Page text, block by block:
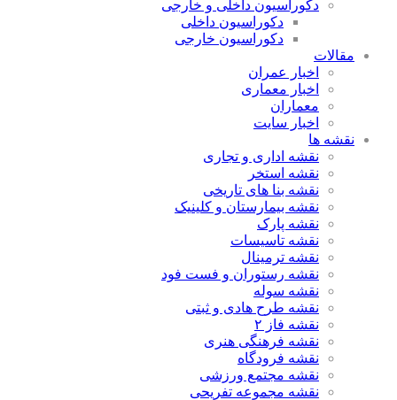
دکوراسیون داخلی و خارجی
دکوراسیون داخلی
دکوراسیون خارجی
مقالات
اخبار عمران
اخبار معماری
معماران
اخبار سایت
نقشه ها
نقشه اداری و تجاری
نقشه استخر
نقشه بنا های تاریخی
نقشه بیمارستان و کلینیک
نقشه پارک
نقشه تاسیسات
نقشه ترمینال
نقشه رستوران و فست فود
نقشه سوله
نقشه طرح هادی و ثبتی
نقشه فاز ۲
نقشه فرهنگی هنری
نقشه فرودگاه
نقشه مجتمع ورزشی
نقشه مجموعه تفریحی